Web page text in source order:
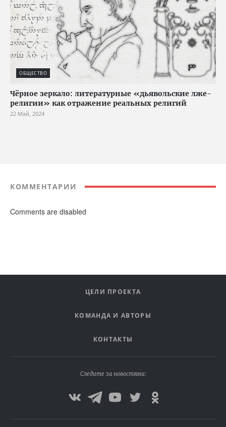
ОБЩЕСТВО
Чёрное зеркало: литературные «дьявольские лже-
религии» как отражение реальных религий
22 Май, 2024
КОММЕНТАРИИ
Comments are disabled
ЦЕЛИ ПРОЕКТА
КОМАНДА И АВТОРЫ
КОНТАКТЫ
Следите за новостями: